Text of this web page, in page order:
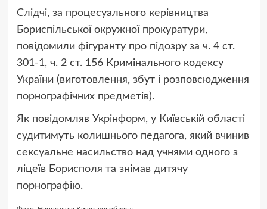
Слідчі, за процесуального керівництва
Бориспільської окружної прокуратури,
повідомили фігуранту про підозру за ч. 4 ст.
301-1, ч. 2 ст. 156 Кримінального кодексу
України (виготовлення, збут і розповсюдження
порнографічних предметів).
Як повідомляв Укрінформ, у Київській області
судитимуть колишнього педагога, який вчинив
сексуальне насильство над учнями одного з
ліцеїв Борисполя та знімав дитячу
порнографію.